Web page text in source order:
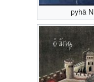
pyhä